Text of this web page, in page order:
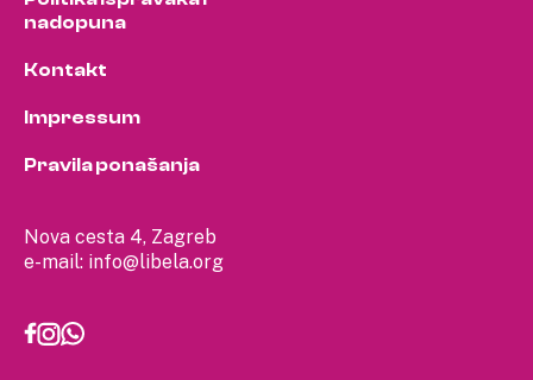
Nova cesta 4, Zagreb
e-mail: info@libela.org
nadopuna
Kontakt
Impressum
Pravila ponašanja